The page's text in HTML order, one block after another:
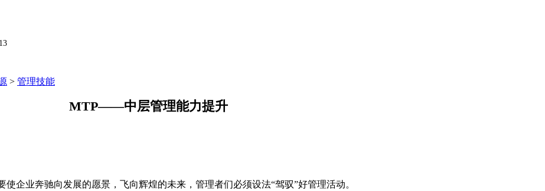
> 管理技能
MTP——中层管理能力提升
企业奔驰向发展的愿景，飞向辉煌的未来，管理者们必须设法“驾驭”好管理活动。